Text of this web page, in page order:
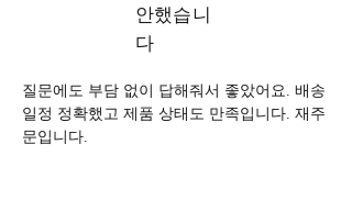
안했습니
다
질문에도 부담 없이 답해줘서 좋았어요. 배송
일정 정확했고 제품 상태도 만족입니다. 재주
문입니다.